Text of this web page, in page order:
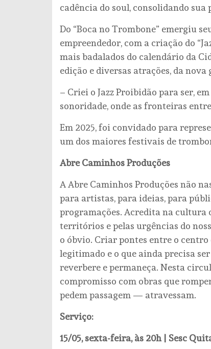
cadência do soul, consolidando
Do “Boca no Trombone” emergiu
empreendedor, com a criação do
mais badalados do calendário da
edição e diversas atrações, da
– Criei o Jazz Proibidão para ser,
sonoridade, onde as fronteiras
Em 2025, foi convidado para
um dos maiores festivais de
Abre Caminhos Produções
A Abre Caminhos Produções não
para artistas, para ideias, para
programações. Acredita na cultura
territórios e pelas urgências do
o óbvio. Criar pontes entre o centro
legitimado e o que ainda precisa
reverbere e permaneça. Nesta
compromisso com obras que
pedem passagem — atravessam.
Serviço:
15/05, sexta-feira, às 20h | Sesc